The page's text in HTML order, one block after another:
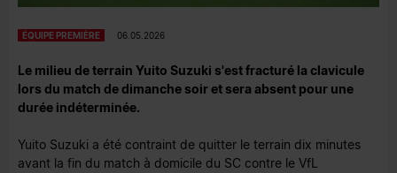
ÉQUIPE PREMIÈRE 06.05.2026
Le milieu de terrain Yuito Suzuki s'est fracturé la clavicule
lors du match de dimanche soir et sera absent pour une
durée indéterminée.
Yuito Suzuki a été contraint de quitter le terrain dix minutes
avant la fin du match à domicile du SC contre le VfL